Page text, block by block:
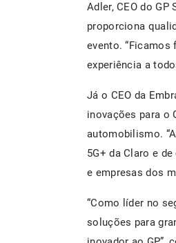
Adler, CEO do
proporciona
evento.
experiência a
Já o CEO da
inovações para o
automobilismo.
5G+ da Claro e
e empresas dos
“Como líder no
soluções para